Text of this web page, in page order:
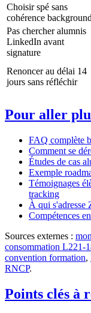
Choisir spé sans
cohérence background
Pas chercher alumnis
LinkedIn avant
signature
Renoncer au délai 14
jours sans réfléchir
Pour aller
FAQ complète
Comment se
Études de cas
Exemple
Témoignages
tracking
À qui s'adresse
Compétences
Sources externes :
consommation L221-
convention formation,
RNCP.
Points clés à